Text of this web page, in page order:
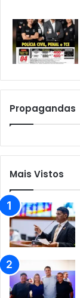
Propagandas
Mais Vistos